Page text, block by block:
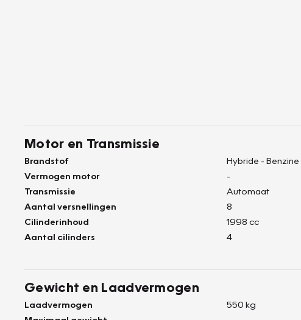
Motor en Transmissie
Brandstof
Hybride - Benzine
Vermogen motor
-
Transmissie
Automaat
Aantal versnellingen
8
Cilinderinhoud
1998 cc
Aantal cilinders
4
Gewicht en Laadvermogen
Laadvermogen
550 kg